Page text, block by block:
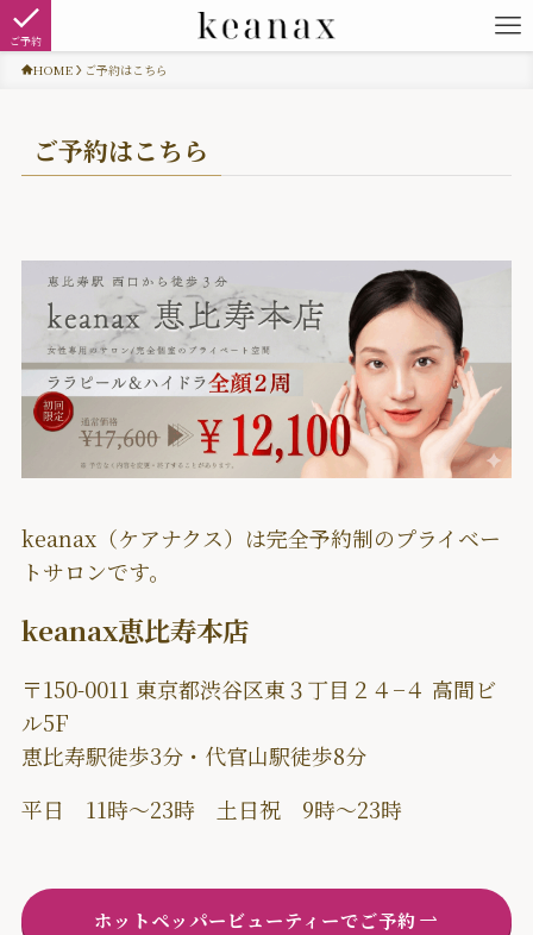
ご予約
HOME ご予約はこちら
ご予約はこちら
keanax（ケアナクス）は完全予約制のプライベー
トサロンです。
keanax恵比寿本店
〒150-0011 東京都渋谷区東３丁目２４−４ 高間ビ
ル5F
恵比寿駅徒歩3分・代官山駅徒歩8分
平日 11時〜23時
土日祝 9時〜23時
ホットペッパービューティーでご予約